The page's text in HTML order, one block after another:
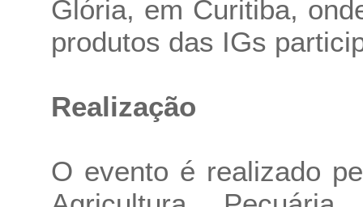
Glória, em Curitiba,
produtos das IGs
Realização
O evento é realizado